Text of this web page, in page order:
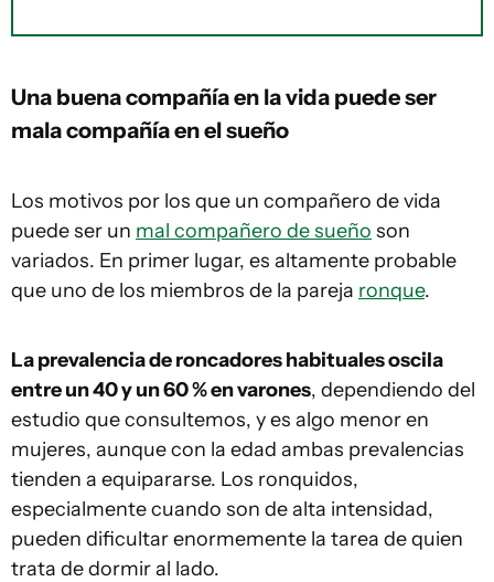
Una buena compañía en la vida puede ser
mala compañía en el sueño
Los motivos por los que un compañero de vida
puede ser un mal compañero de sueño son
variados. En primer lugar, es altamente probable
que uno de los miembros de la pareja ronque.
La prevalencia de roncadores habituales oscila
entre un 40 y un 60 % en varones, dependiendo del
estudio que consultemos, y es algo menor en
mujeres, aunque con la edad ambas prevalencias
tienden a equipararse. Los ronquidos,
especialmente cuando son de alta intensidad,
pueden dificultar enormemente la tarea de quien
trata de dormir al lado.